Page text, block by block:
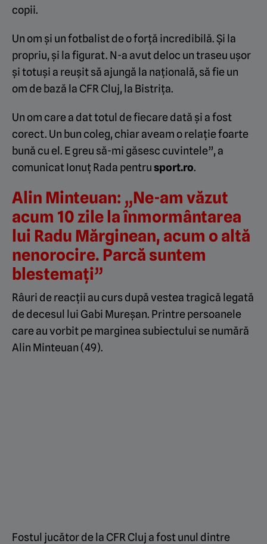
copii.
Un om și un fotbalist de o forță incredibilă. Și la
propriu, și la figurat. N-a avut deloc un traseu ușor
și totuși a reușit să ajungă la națională, să fie un
om de bază la CFR Cluj, la Bistrița.
Un om care a dat totul de fiecare dată și a fost
corect. Un bun coleg, chiar aveam o relație foarte
bună cu el. E greu să-mi găsesc cuvintele”, a
comunicat Ionuț Rada pentrusport.ro.
Alin Minteuan: „Ne-am văzut
acum 10 zile la înmormântarea
lui Radu Mărginean, acum o altă
nenorocire. Parcă suntem
blestemați”
Râuri de reacții au curs după vestea tragică legată
de decesul lui Gabi Mureșan. Printre persoanele
care au vorbit pe marginea subiectului se numără
Alin Minteuan (49).
Fostul jucător de la CFR Cluj a fost unul dintre